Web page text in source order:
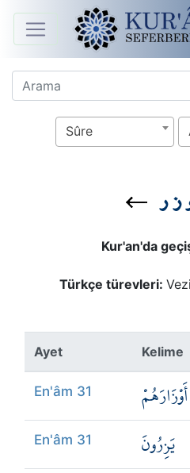
Anasayfa
Sûreler
Arapça
Kökler
Sûre
Kur'an'da
Türkçe türevleri:
Ayet Kelime
En'âm 31 أَوْزَارَهُمْ
En'âm 31 يَزِرُونَ